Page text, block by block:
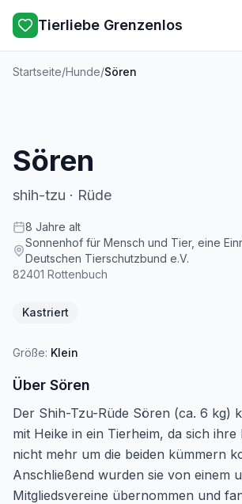
Tierliebe Grenzenlos
Startseite/Hunde/Sören
Sören
shih-tzu · Rüde
8 Jahre alt
Sonnenhof für Mensch und Tier, eine
Deutschen Tierschutzbund e.V.
82401 Rottenbuch
Kastriert
Größe: Klein
Über Sören
Der Shih-Tzu-Rüde Sören (ca. 6 kg)
mit Heike in ein Tierheim, da sich ihre
nicht mehr um die beiden kümmern
Anschließend wurden sie von einem
Mitgliedsvereine übernommen und